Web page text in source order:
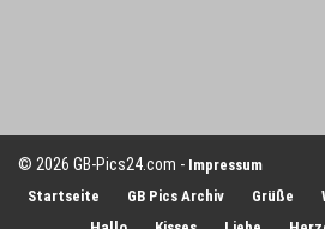
© 2026 GB-Pics24.com - Impressum
Startseite
GB Pics Archiv Grüße